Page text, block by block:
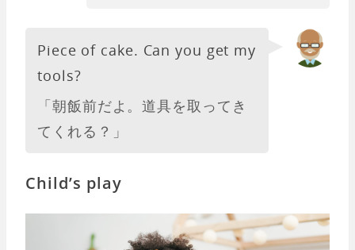
Piece of cake. Can you get my
tools?
「朝飯前だよ。道具を取ってき
てくれる？」
Child’s play